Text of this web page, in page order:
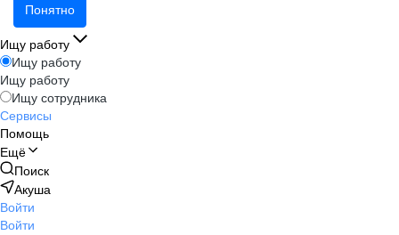
Понятно
Ищу работу
Ищу работу
Ищу работу
Ищу сотрудника
Сервисы
Помощь
Ещё
Поиск
Акуша
Войти
Войти